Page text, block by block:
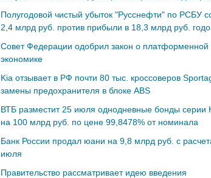
Полугодовой чистый убыток "Русснефти" по РСБУ
2,4 млрд руб. против прибыли в 18,3 млрд руб.
Совет Федерации одобрил закон о платформенной
экономике
Kia отзывает в РФ почти 80 тыс. кроссоверов
замены предохранителя в блоке ABS
ВТБ разместит 25 июля однодневные бонды серии
на 100 млрд руб. по цене 99,8478% от номинала
Банк России продал юани на 9,8 млрд руб. с
июля
Правительство рассматривает идею введения